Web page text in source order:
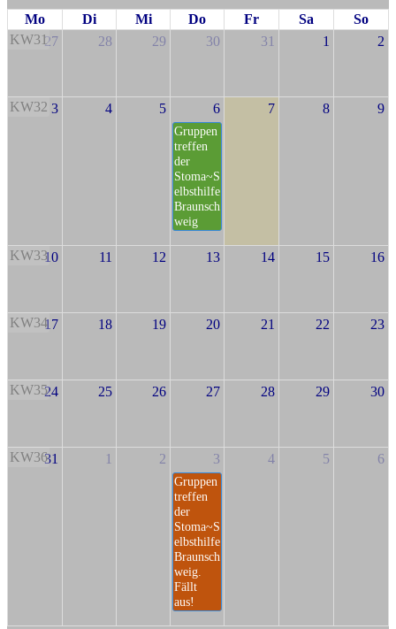
Mo Di Mi Do Fr Sa
So
KW3127 28 29 30 31 1 2
KW32 3 4 5 6
Gruppen
treffen
der
Stoma~S
elbsthilfe
Braunsch
weig
7 8 9
KW3310 11 12 13 14 15 16
KW3417 18 19 20 21 22 23
KW3524 25 26 27 28 29 30
KW3631 1 2 3
Gruppen
treffen
der
Stoma~S
elbsthilfe
Braunsch
weig.
Fällt
aus!
4 5 6